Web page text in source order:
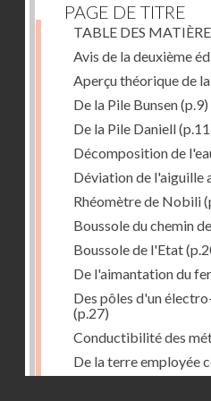
PAGE DE TITRE
TABLE DES
Avis de la deuxième
Aperçu théorique de
De la Pile Bunsen(p.9)
De la Pile Daniell
Décomposition de
Déviation de l'aiguille
Rhéomètre de Nobili
Boussole du chemin
Boussole de l'Etat
De l'aimantation du
Des pôles d'un
(p.27)
Conductibilité des
De la terre employée